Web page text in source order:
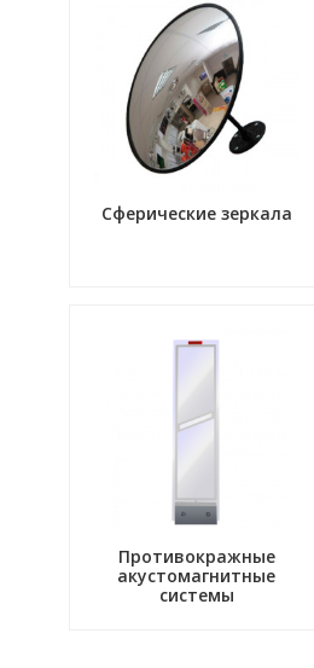
Сферические зеркала
Противокражные
акустомагнитные
системы